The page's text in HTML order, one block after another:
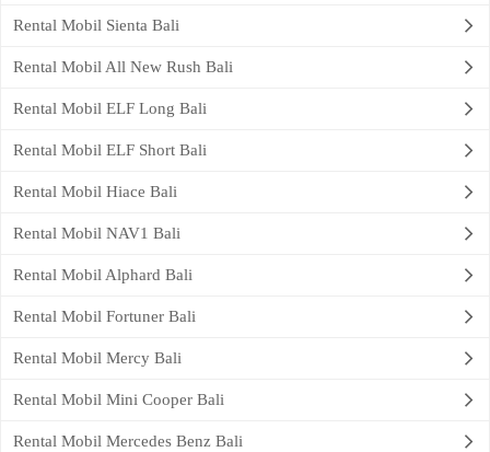
Rental Mobil Sienta Bali
Rental Mobil All New Rush Bali
Rental Mobil ELF Long Bali
Rental Mobil ELF Short Bali
Rental Mobil Hiace Bali
Rental Mobil NAV1 Bali
Rental Mobil Alphard Bali
Rental Mobil Fortuner Bali
Rental Mobil Mercy Bali
Rental Mobil Mini Cooper Bali
Rental Mobil Mercedes Benz Bali